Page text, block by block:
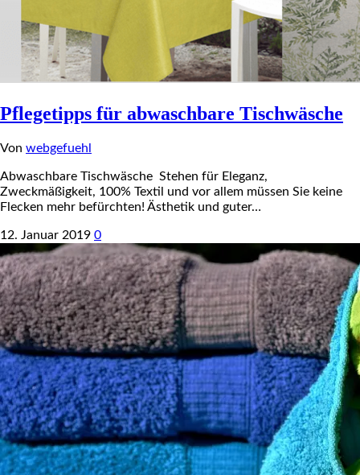
Pflegetipps für abwaschbare Tischwäsche
Von webgefuehl
Abwaschbare Tischwäsche Stehen für Eleganz,
Zweckmäßigkeit, 100% Textil und vor allem müssen Sie keine
Flecken mehr befürchten! Ästhetik und guter…
12. Januar 2019 0